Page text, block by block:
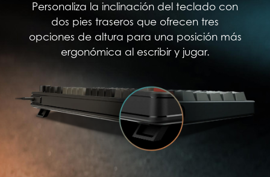
Personaliza la inclinación del teclado con
dos pies traseros que ofrecen tres
opciones de altura para una posición más
ergonómica al escribir y jugar.